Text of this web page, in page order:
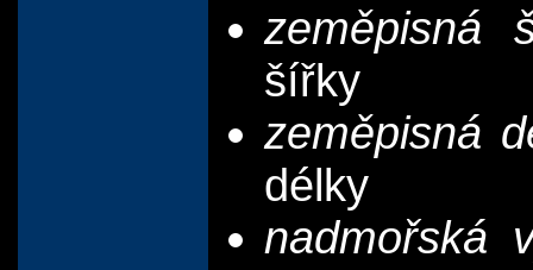
zeměpisná
šířky
zeměpisná
délky
nadmořská